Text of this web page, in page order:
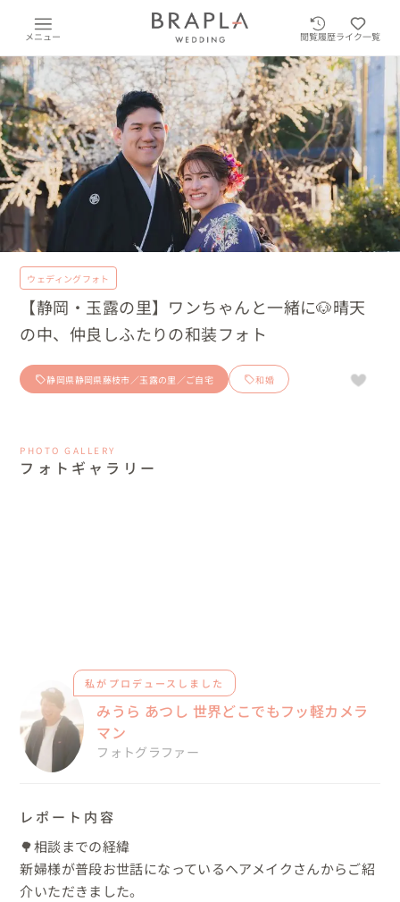
メニュー 閲覧履歴ライク一覧
ウェディングフォト
【静岡・玉露の里】ワンちゃんと一緒に🐶晴天
の中、仲良しふたりの和装フォト
静岡県静岡県藤枝市／玉露の里／ご自宅 和婚
PHOTO GALLERY
フォトギャラリー
私がプロデュースしました
みうら あつし 世界どこでもフッ軽カメラ
マン
フォトグラファー
レポート内容
🌳相談までの経緯
新婦様が普段お世話になっているヘアメイクさんからご紹
介いただきました。